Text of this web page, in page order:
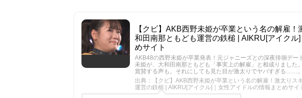
【クビ】AKB西野未姫が卒業という名の解雇
和田南那ともども運営の鉄槌 | AIKRU[アイクル
めサイト
AKB48の西野未姫が卒業発表！元ジャニーズとの深夜徘徊デー
未姫が、大和田南那ともども「事実上の解雇」と相成りました
賞賛する声も。それにしても見た目が激太りでヤバすぎる……。
出典：【クビ】AKB西野未姫が卒業という名の解雇！激太りス
運営の鉄槌 | AIKRU[アイクル]｜女性アイドルの情報まとめサイ